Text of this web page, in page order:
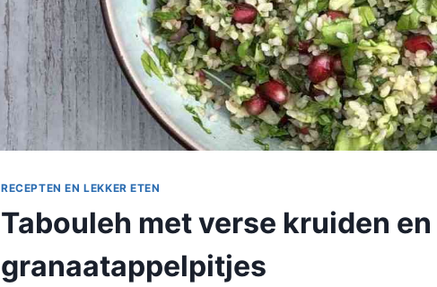
RECEPTEN EN LEKKER ETEN
Tabouleh met verse kruiden en
granaatappelpitjes